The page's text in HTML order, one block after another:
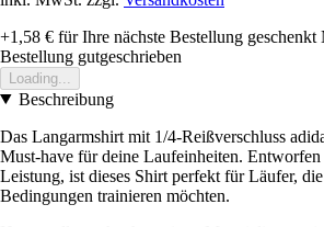
+1,58 € für Ihre nächste Bestellung geschenkt
Bestellung gutgeschrieben
Loading...
Beschreibung
Das Langarmshirt mit 1/4-Reißverschluss
Must-have für deine Laufeinheiten.
Leistung, ist dieses Shirt perfekt für Läufer,
Bedingungen trainieren möchten.